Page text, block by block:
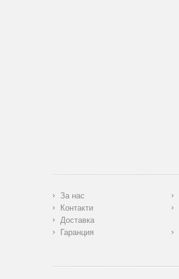
За нас
Контакти
Доставка
Гаранция